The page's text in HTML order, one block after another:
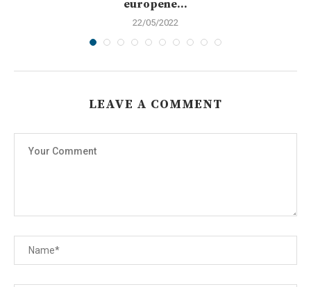
europene...
22/05/2022
LEAVE A COMMENT